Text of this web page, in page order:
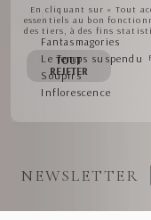
L'ÂME DE LA FORÊT
Fantasmagories
Le Temps suspendu
Soupirs
Inflorescence
NEWSLETTER
En cliquant sur « Tout
essentiels au bon
des tiers, à des fins
TOUT
REJETER